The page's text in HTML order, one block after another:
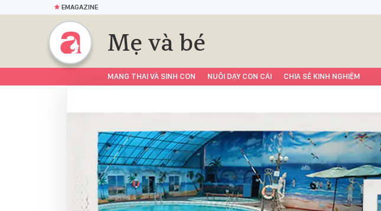
EMAGAZINE
Mẹ và bé
MANG THAI VÀ SINH CON NUÔI DẠY CON CÁI CHIA SẺ KINH NGHIỆM